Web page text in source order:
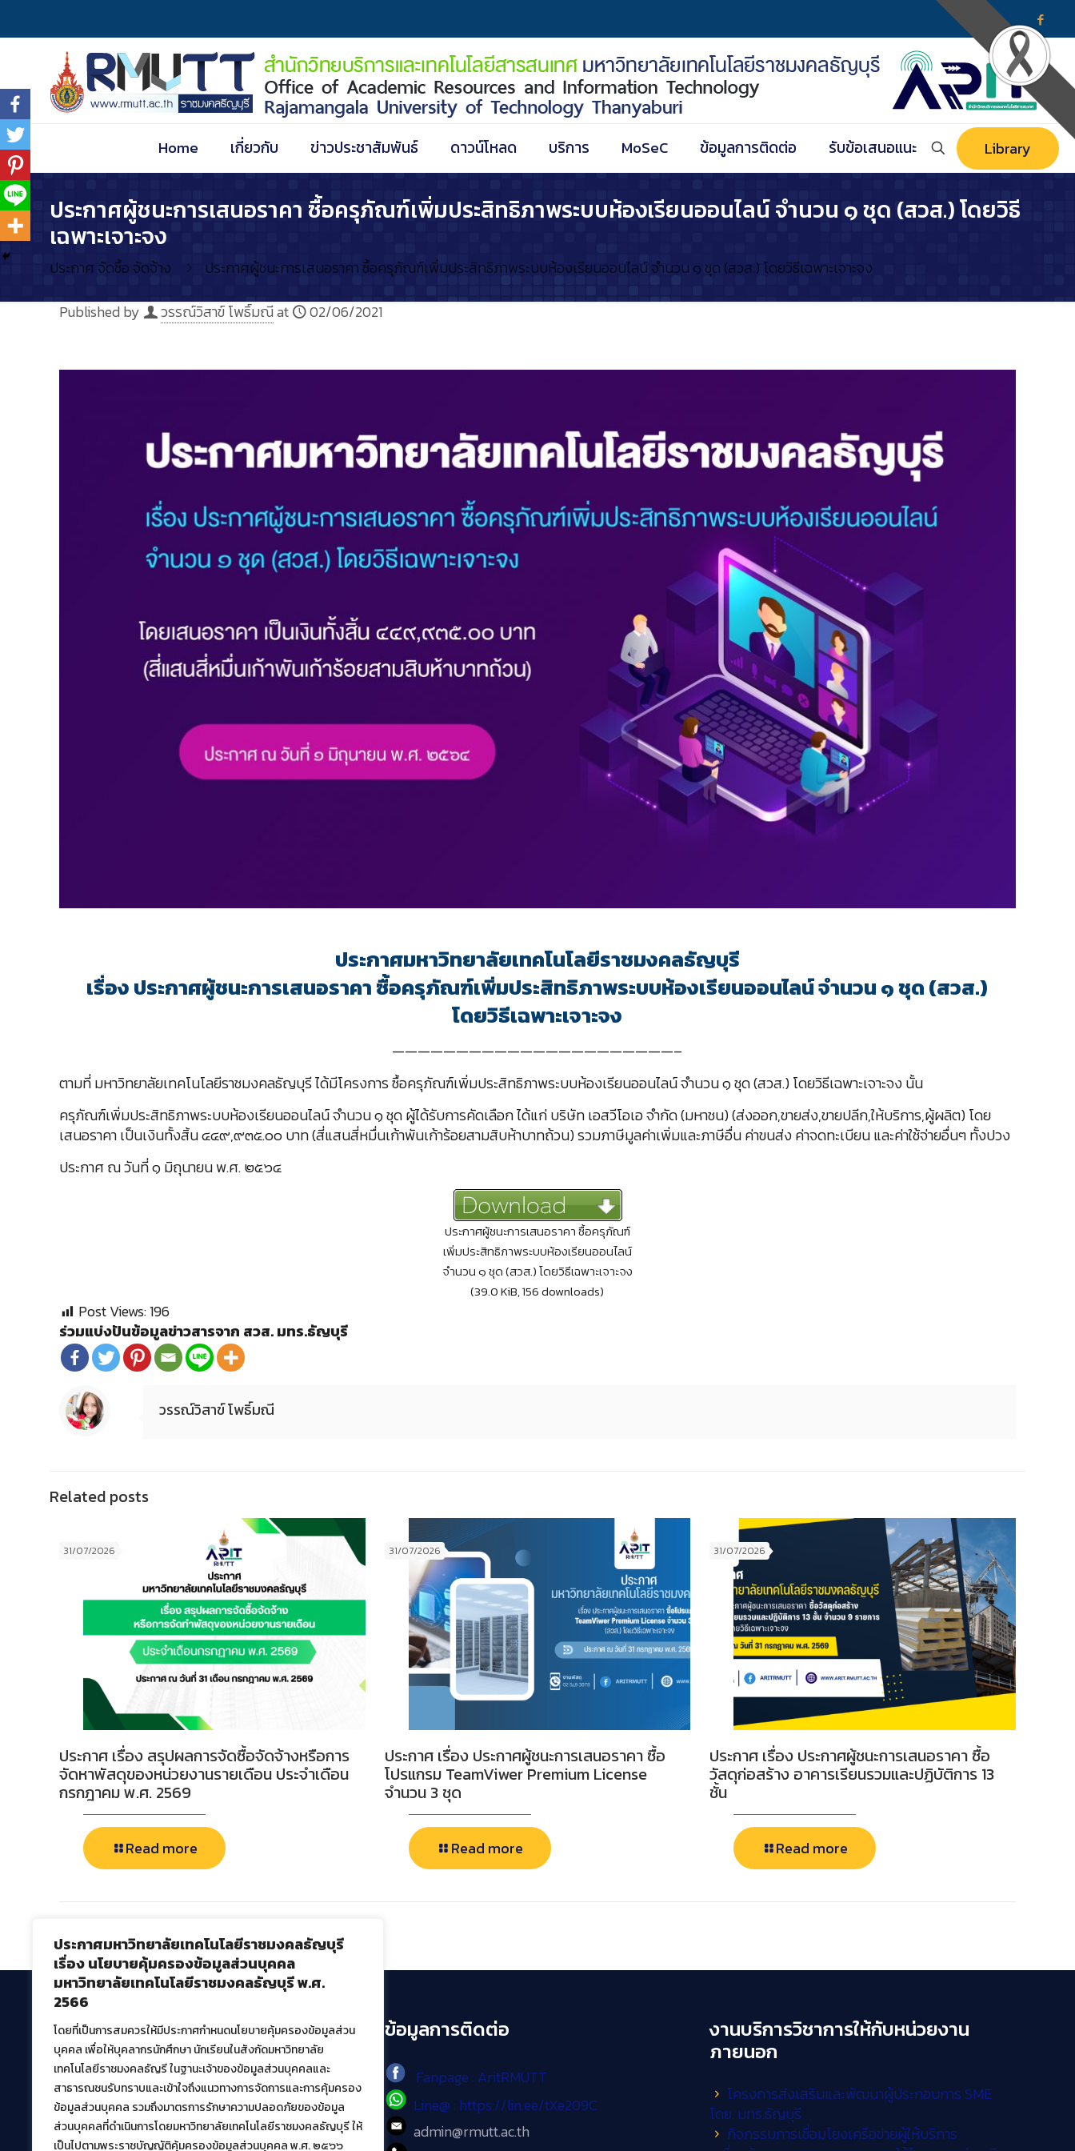
ประกาศมหาวิทยาลัยเทคโนโลยีราชมงคลธัญบุรี
เรื่อง นโยบายคุ้มครองข้อมูลส่วนบุคคล
มหาวิทยาลัยเทคโนโลยีราชมงคลธัญบุรี พ.ศ.
2566
โดยที่เป็นการสมควรให้มีประกาศกำหนดนโยบายคุ้มครองข้อมูลส่วน
บุคคล เพื่อให้บุคลากรนักศึกษา นักเรียนในสังกัดมหาวิทยาลัย
เทคโนโลยีราชมงคลธัญรี ในฐานะเจ้าของข้อมูลส่วนบุคคลและ
สาธารณชนรับทราบและเข้าใจถึงแนวทางการจัดการและการคุ้มครอง
ข้อมูลส่วนบุคคล รวมถึงมาตรการรักษาความปลอดภัยของข้อมูล
ส่วนบุคคลที่ดำเนินการโดยมหาวิทยาลัยเทคโนโลยีราชมงคลธัญบุรี ให้
เป็นไปตามพระราชบัญญัติคุ้มครองข้อมูลส่วนบุคคล พ.ศ. ๒๕๖๖
Home เกี่ยวกับ ข่าวประชาสัมพันธ์ ดาวน์โหลด บริการ MoSeC ข้อมูลการติดต่อ รับข้อเสนอแนะ Library
ประกาศผู้ชนะการเสนอราคา ซื้อครุภัณฑ์เพิ่มประสิทธิภาพระบบห้องเรียนออนไลน์ จำนวน ๑ ชุด (สวส.) โดยวิธี
เฉพาะเจาะจง
ประกาศ จัดซื้อ จัดจ้าง ประกาศผู้ชนะการเสนอราคา ซื้อครุภัณฑ์เพิ่มประสิทธิภาพระบบห้องเรียนออนไลน์ จำนวน ๑ ชุด (สวส.) โดยวิธีเฉพาะเจาะจง
Published by วรรณ์วิสาข์ โพธิ์มณีat 02/06/2021
ประกาศมหาวิทยาลัยเทคโนโลยีราชมงคลธัญบุรี
เรื่อง ประกาศผู้ชนะการเสนอราคา ซื้อครุภัณฑ์เพิ่มประสิทธิภาพระบบห้องเรียนออนไลน์ จำนวน ๑ ชุด (สวส.)
โดยวิธีเฉพาะเจาะจง
——————————————————————–
ตามที่ มหาวิทยาลัยเทคโนโลยีราชมงคลธัญบุรี ได้มีโครงการ ซื้อครุภัณฑ์เพิ่มประสิทธิภาพระบบห้องเรียนออนไลน์ จำนวน ๑ ชุด (สวส.) โดยวิธีเฉพาะเจาะจง นั้น
ครุภัณฑ์เพิ่มประสิทธิภาพระบบห้องเรียนออนไลน์ จำนวน ๑ ชุด ผู้ได้รับการคัดเลือก ได้แก่ บริษัท เอสวีโอเอ จำกัด (มหาชน) (ส่งออก,ขายส่ง,ขายปลีก,ให้บริการ,ผู้ผลิต) โดย
เสนอราคา เป็นเงินทั้งสิ้น ๔๔๙,๙๓๕.๐๐ บาท (สี่แสนสี่หมื่นเก้าพันเก้าร้อยสามสิบห้าบาทถ้วน) รวมภาษีมูลค่าเพิ่มและภาษีอื่น ค่าขนส่ง ค่าจดทะเบียน และค่าใช้จ่ายอื่นๆ ทั้งปวง
ประกาศ ณ วันที่ ๑ มิถุนายน พ.ศ. ๒๕๖๔
ประกาศผู้ชนะการเสนอราคา ซื้อครุภัณฑ์
เพิ่มประสิทธิภาพระบบห้องเรียนออนไลน์
จำนวน ๑ ชุด (สวส.) โดยวิธีเฉพาะเจาะจง
(39.0 KiB, 156 downloads)
Post Views:196
ร่วมแบ่งปันข้อมูลข่าวสารจาก สวส. มทร.ธัญบุรี
วรรณ์วิสาข์ โพธิ์มณี
Related posts
31/07/2026
ประกาศ เรื่อง สรุปผลการจัดซื้อจัดจ้างหรือการ
จัดหาพัสดุของหน่วยงานรายเดือน ประจำเดือน
กรกฎาคม พ.ศ. 2569
Read more
31/07/2026
ประกาศ เรื่อง ประกาศผู้ชนะการเสนอราคา ซื้อ
โปรแกรม TeamViwer Premium License
จำนวน 3 ชุด
Read more
31/07/2026
ประกาศ เรื่อง ประกาศผู้ชนะการเสนอราคา ซื้อ
วัสดุก่อสร้าง อาคารเรียนรวมและปฏิบัติการ 13
ชั้น
Read more
สำนักวิทยบริการและเทคโนโลยีสารสนเทศ
มหาวิทยาลัยเทคโนโลยีราชมงคลธัญบุรี
39 หมู่ที่ 1 ตำบลคลองหก อำเภอคลองหลวง จังหวัด
ปทุมธานี 12120
เผยแพร่ข้อมูลโดย.บุคลากร สวส.
ข้อมูลการติดต่อ
Fanpage : AritRMUTT
Line@ : https://lin.ee/tXe209C
admin@rmutt.ac.th
งานบริการวิชาการให้กับหน่วยงาน
ภายนอก
โครงการส่งเสริมและพัฒนาผู้ประกอบการ SME
โดย. มทร.ธัญบุรี
กิจกรรมการเชื่อมโยงเครือข่ายผู้ให้บริการ